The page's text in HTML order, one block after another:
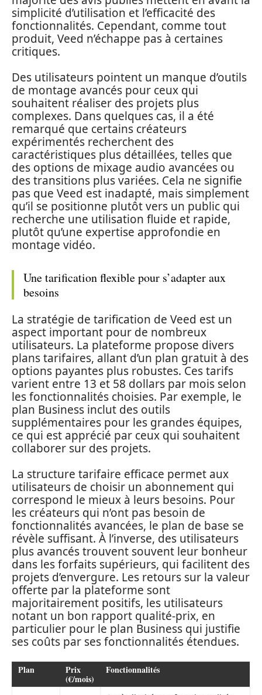
simplicité d’utilisation et l’efficacité des
fonctionnalités. Cependant, comme tout
produit, Veed n’échappe pas à certaines
critiques.
Des utilisateurs pointent un manque d’outils
de montage avancés pour ceux qui
souhaitent réaliser des projets plus
complexes. Dans quelques cas, il a été
remarqué que certains créateurs
expérimentés recherchent des
caractéristiques plus détaillées, telles que
des options de mixage audio avancées ou
des transitions plus variées. Cela ne signifie
pas que Veed est inadapté, mais simplement
qu’il se positionne plutôt vers un public qui
recherche une utilisation fluide et rapide,
plutôt qu’une expertise approfondie en
montage vidéo.
Une tarification flexible pour s’adapter aux
besoins
La stratégie de tarification de Veed est un
aspect important pour de nombreux
utilisateurs. La plateforme propose divers
plans tarifaires, allant d’un plan gratuit à des
options payantes plus robustes. Ces tarifs
varient entre 13 et 58 dollars par mois selon
les fonctionnalités choisies. Par exemple, le
plan Business inclut des outils
supplémentaires pour les grandes équipes,
ce qui est apprécié par ceux qui souhaitent
collaborer sur des projets.
La structure tarifaire efficace permet aux
utilisateurs de choisir un abonnement qui
correspond le mieux à leurs besoins. Pour
les créateurs qui n’ont pas besoin de
fonctionnalités avancées, le plan de base se
révèle suffisant. À l’inverse, des utilisateurs
plus avancés trouvent souvent leur bonheur
dans les forfaits supérieurs, qui facilitent des
projets d’envergure. Les retours sur la valeur
offerte par la plateforme sont
majoritairement positifs, les utilisateurs
notant un bon rapport qualité-prix, en
particulier pour le plan Business qui justifie
ses coûts par ses fonctionnalités étendues.
Plan Prix
(€/mois)
Fonctionnalités